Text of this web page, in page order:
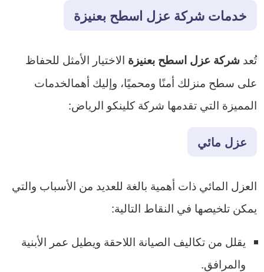
خدمات شركة عزل اسطح بعنيزة
تُعد شركة عزل اسطح بعنيزة الاختيار الأمثل للحفاظ
على سطح منزلك أمنًا ومحميًا، وإليك أهمالخدمات
المميزة التي تقدمها شركة كلينكو الرياض:
عزل مائي
العزل المائي ذات أهمية بالغة للعديد من الأسباب والتي
يمكن تلخيصها في النقاط التالية:
يقلل من تكاليف الصيانة اللاحقة ويطيل عمر الأبنية
والمرافق.